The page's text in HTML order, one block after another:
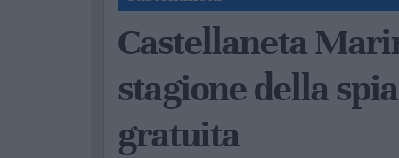
Castellaneta
stagione della
gratuita